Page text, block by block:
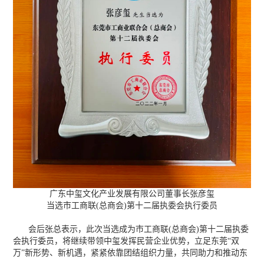
广东中玺文化产业发展有限公司董事长张彦玺
当选市工商联(总商会)第十二届执委会执行委员
会后张总表示，此次当选成为市工商联(总商会)第十二届执委
会执行委员，将继续带领中玺发挥民营企业优势，立足东莞“双
万”新形势、新机遇，紧紧依靠团结组织力量，共同助力和推动东